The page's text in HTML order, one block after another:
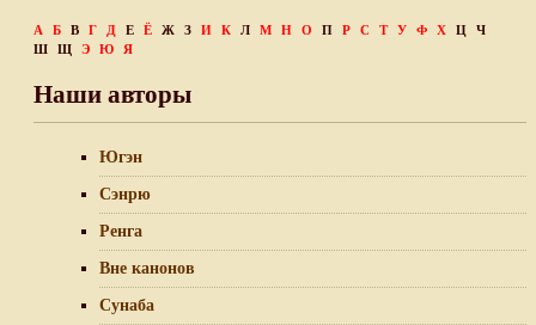
А Б В Г Д Е Ё Ж З И К Л М Н О П Р С Т У Ф Х Ц
Ч
Ш
Щ Э Ю Я
Наши авторы
Югэн
Сэнрю
Ренга
Вне канонов
Сунаба